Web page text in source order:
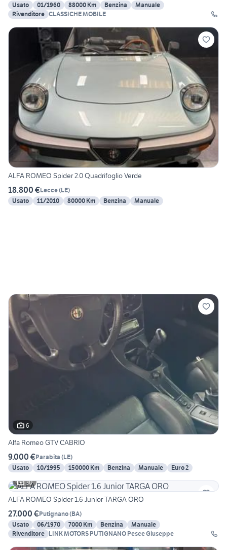
Usato
01/1960 88000 Km Benzina
Manuale
Rivenditore CLASSICHE MOBILE
ALFA ROMEO Spider 2.0 Quadrifoglio Verde
18.800 €Lecce(LE)
Usato
11/2010 80000 Km Benzina Manuale
6
Alfa Romeo GTV CABRIO
9.000 €Parabita (LE)
Usato
10/1995 150000 Km Benzina Manuale
Euro 2
30
ALFA ROMEO Spider 1.6 Junior TARGA ORO
27.000 €Putignano(BA)
Usato
06/1970 7000 Km Benzina
Manuale
Rivenditore LINK MOTORS PUTIGNANO Pesce Giuseppe